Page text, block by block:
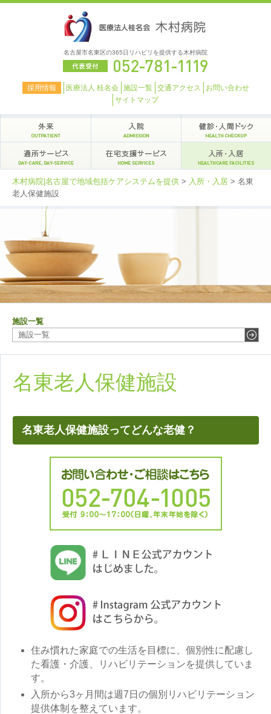
名古屋市名東区の365日リハビリを提供する木村病院
採用情報 医療法人 桂名会 施設一覧 交通アクセス
お問い合わせ
サイトマップ
木村病院|名古屋で地域包括ケアシステムを提供 > 入所・入居 > 名東
老人保健施設
施設一覧
施設一覧
名東老人保健施設
名東老人保健施設ってどんな老健？
住み慣れた家庭での生活を目標に、個別性に配慮し
た看護・介護、リハビリテーションを提供していま
す。
入所から3ヶ月間は週7日の個別リハビリテーション
提供体制を整えています。